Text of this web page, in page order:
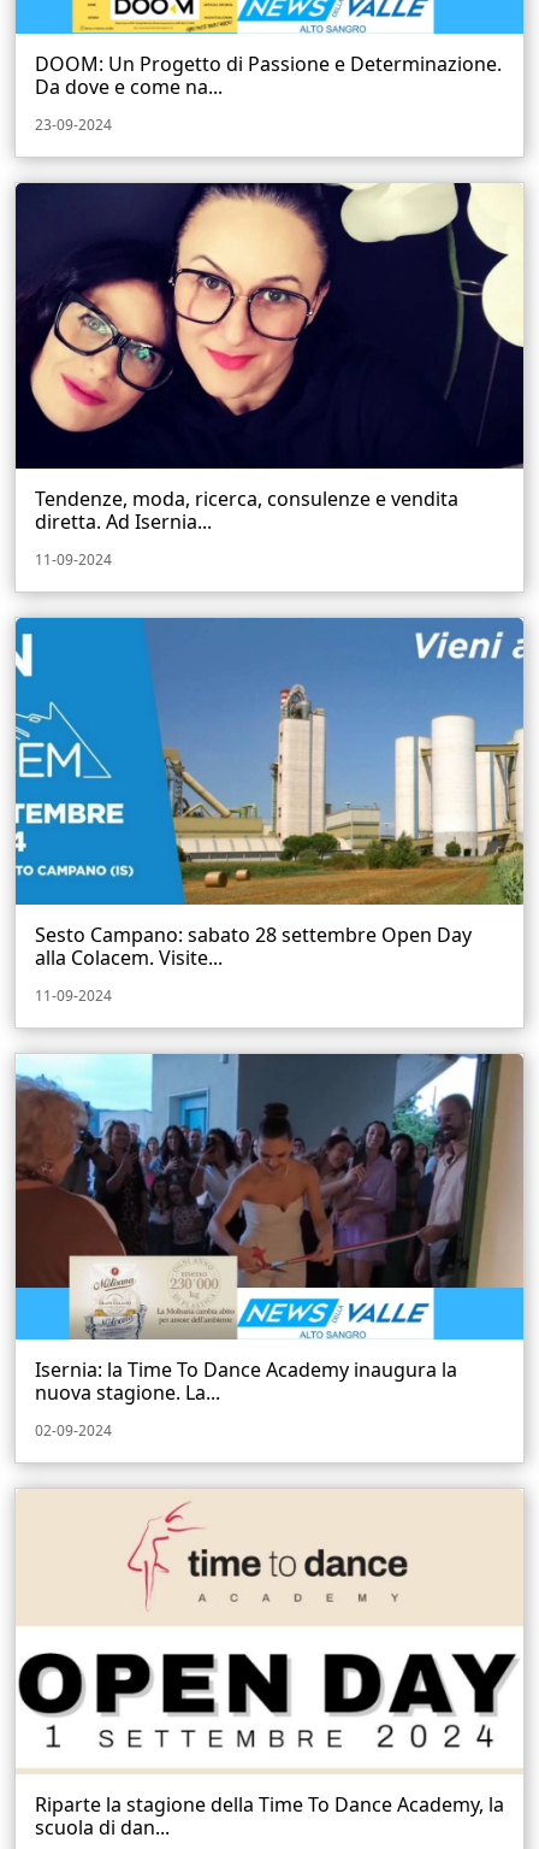
DOOM: Un Progetto di Passione e Determinazione.
Da dove e come na...
23-09-2024
Tendenze, moda, ricerca, consulenze e vendita
diretta. Ad Isernia...
11-09-2024
Sesto Campano: sabato 28 settembre Open Day
alla Colacem. Visite...
11-09-2024
Isernia: la Time To Dance Academy inaugura la
nuova stagione. La...
02-09-2024
Riparte la stagione della Time To Dance Academy, la
scuola di dan...